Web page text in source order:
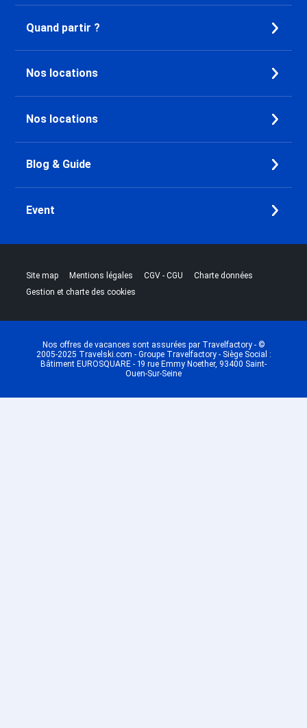
Quand partir ?
Nos locations
Nos locations
Blog & Guide
Event
Site map |Mentions légales |CGV - CGU |Charte données
Gestion et charte des cookies
Nos offres de vacances sont assurées par Travelfactory - ©
2005-2025 Travelski.com - Groupe Travelfactory - Siège Social :
Bâtiment EUROSQUARE - 19 rue Emmy Noether, 93400 Saint-
Ouen-Sur-Seine